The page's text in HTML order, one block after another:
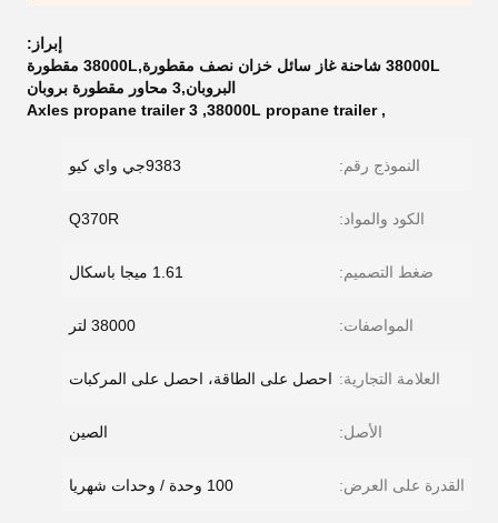
إبراز:
38000L شاحنة غاز سائل خزان نصف مقطورة,38000L مقطورة
البروبان,3 محاور مقطورة بروبان
,
38000L propane trailer
,
3 Axles propane trailer
النموذج رقم: 9383جي واي كيو
الكود والمواد: Q370R
ضغط التصميم: 1.61 ميجا باسكال
المواصفات: 38000 لتر
العلامة التجارية: احصل على الطاقة، احصل على المركبات
الأصل: الصين
القدرة على العرض: 100 وحدة / وحدات شهريا